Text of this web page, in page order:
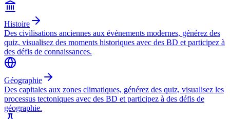
Histoire
Des civilisations anciennes aux événements modernes, générez des
quiz, visualisez des moments historiques avec des BD et participez à
des défis de connaissances.
Géographie
Des capitales aux zones climatiques, générez des quiz, visualisez les
processus tectoniques avec des BD et participez à des défis de
géographie.